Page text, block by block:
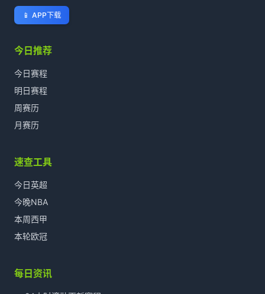
📱 APP下载
今日推荐
今日赛程
明日赛程
周赛历
月赛历
速查工具
今日英超
今晚NBA
本周西甲
本轮欧冠
每日资讯